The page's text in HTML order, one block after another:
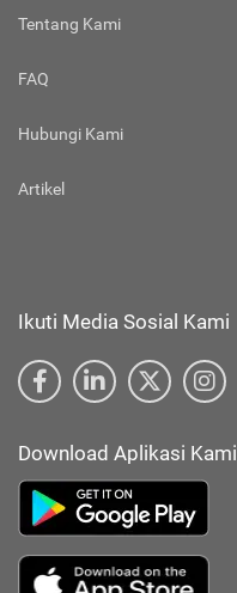
Tentang Kami
FAQ
Hubungi Kami
Artikel
Ikuti Media Sosial Kami
Download Aplikasi Kami